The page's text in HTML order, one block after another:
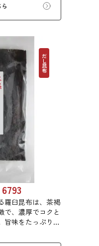
だし昆布
羅臼昆布は、茶褐
で、濃厚でコクと
旨味をたっぷり含
、あらゆる用途